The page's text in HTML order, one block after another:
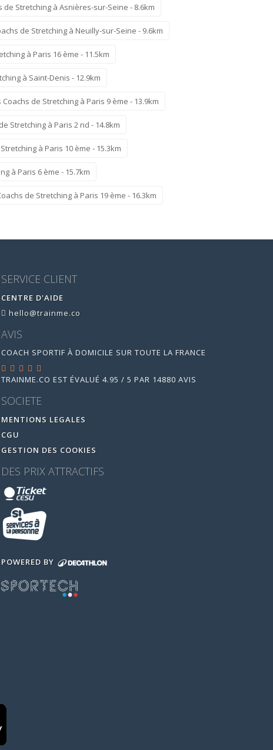
de Stretching à Asnières-sur-Seine - 8.6km
de Stretching à Neuilly-sur-Seine - 9.6km
à Paris 16 ème - 11.5km
à Saint-Denis - 12.9km
Coachs de Stretching à Paris 9 ème - 13.9km
Stretching à Paris 2 nd - 14.8km
à Paris 10 ème - 15.3km
à Paris 6 ème - 15.7km
de Stretching à Paris 19 ème - 16.3km
SERVICE CLIENT
CENTRE D'AIDE
hello@trainme.co
AVIS
COACH SPORTIF À DOMICILE SUR TOUTE LA FRANCE
TRAINME.CO EST ÉVALUÉ 4.95 / 5 PAR 14880 AVIS
SOCIETE
MENTIONS LEGALES
CGU
GESTION DES COOKIES
DES PRIX ATTRACTIFS
POWERED BY